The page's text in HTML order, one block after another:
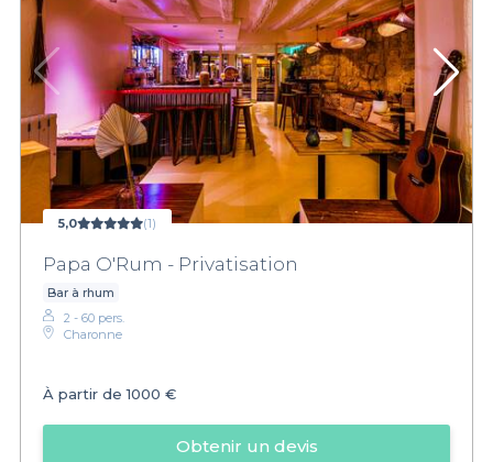
5,0 (1)
Papa O'Rum - Privatisation
Bar à rhum
2 - 60 pers.
Charonne
À partir de1000 €
Obtenir un devis